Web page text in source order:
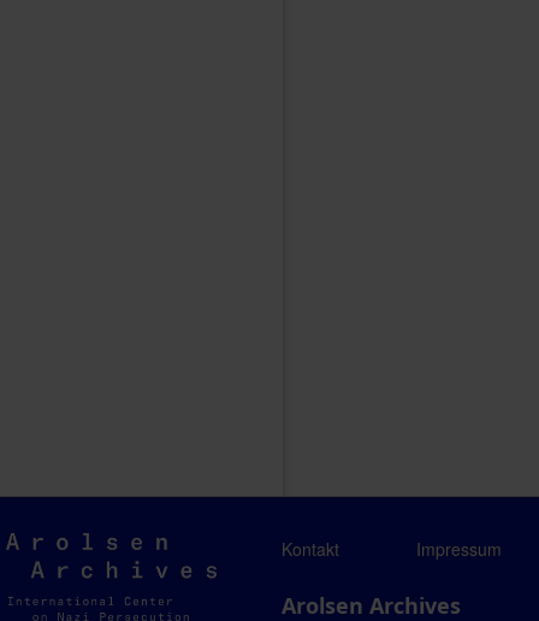
Arolsen
Archives
Kontakt Impressum
Arolsen Archives